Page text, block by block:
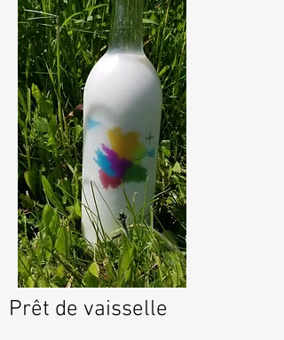
Prêt de vaisselle